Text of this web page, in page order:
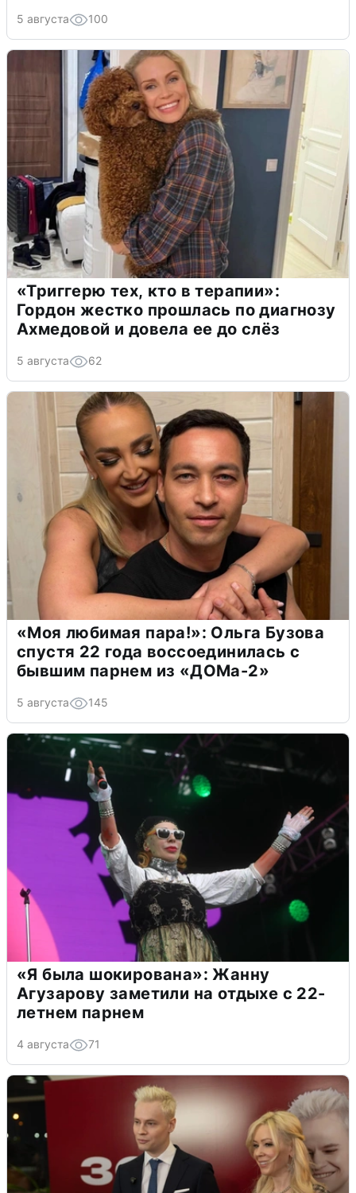
5 августа 100
«Триггерю тех, кто в терапии»:
Гордон жестко прошлась по диагнозу
Ахмедовой и довела ее до слёз
5 августа 62
«Моя любимая пара!»: Ольга Бузова
спустя 22 года воссоединилась с
бывшим парнем из «ДОМа-2»
5 августа 145
«Я была шокирована»: Жанну
Агузарову заметили на отдыхе с 22-
летнем парнем
4 августа 71